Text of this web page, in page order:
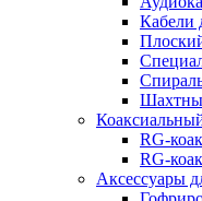
Кабели
RG-
RG-
Аксессуары